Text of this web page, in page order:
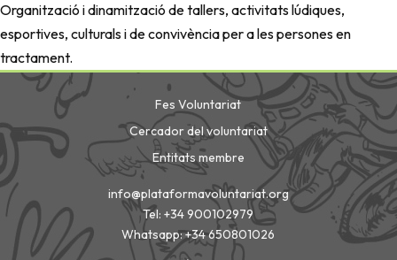
Organització i dinamització de tallers, activitats lúdiques,
esportives, culturals i de convivència per a les persones en
tractament.
Fes Voluntariat
Cercador del voluntariat
Entitats membre
info@plataformavoluntariat.org
Tel: +34 900102979
Whatsapp: +34 650801026